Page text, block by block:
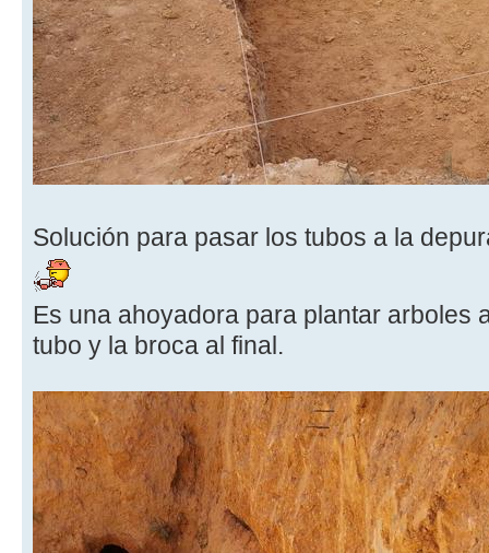
Solución para pasar los tubos a la
Es una ahoyadora para plantar arboles
tubo y la broca al final.